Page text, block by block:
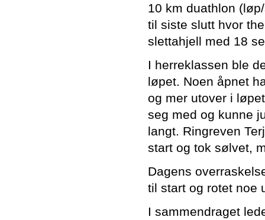
10 km duathlon
til siste slutt hvor
slettahjell med 18
I herreklassen ble
løpet. Noen åpnet
og mer utover i
seg med og kunne
langt. Ringreven
start og tok sølvet,
Dagens
til start og rotet noe
I sammendraget